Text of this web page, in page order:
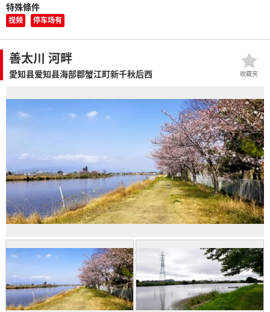
特殊條件
视频 停车场有
善太川 河畔
愛知县爱知县海部郡蟹江町新千秋后西 收藏夹